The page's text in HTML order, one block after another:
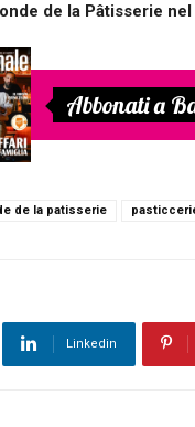
de la Pâtisserie
Abbonati a
de la patisserie
Linkedin